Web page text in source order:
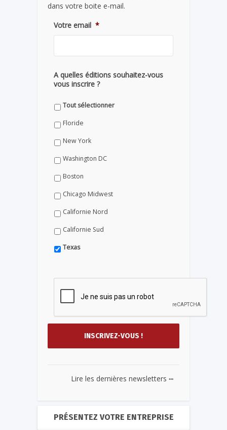
dans votre boite e-mail.
Votre email *
A quelles éditions souhaitez-vous
vous inscrire ?
Tout sélectionner
Floride
New York
Washington DC
Boston
Chicago Midwest
Californie Nord
Californie Sud
Texas
Lire les dernières newsletters ...
PRÉSENTEZ VOTRE ENTREPRISE